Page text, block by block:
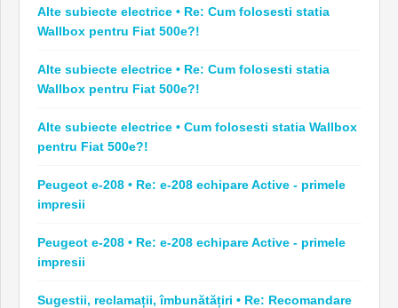
Alte subiecte electrice • Re: Cum folosesti statia
Wallbox pentru Fiat 500e?!
Alte subiecte electrice • Re: Cum folosesti statia
Wallbox pentru Fiat 500e?!
Alte subiecte electrice • Cum folosesti statia Wallbox
pentru Fiat 500e?!
Peugeot e-208 • Re: e-208 echipare Active - primele
impresii
Peugeot e-208 • Re: e-208 echipare Active - primele
impresii
Sugestii, reclamații, îmbunătățiri • Re: Recomandare